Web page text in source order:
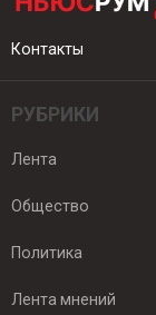
Контакты
РУБРИКИ
Лента
Общество
Политика
Лента мнений